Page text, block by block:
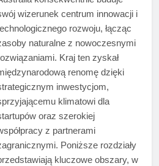
wizerunek centrum innowacji i
rozwoju, łącząc
naturalne z nowoczesnymi
Kraj ten zyskał
renomę dzięki
inwestycjom,
klimatowi dla
oraz szerokiej
z partnerami
Poniższe rozdziały
kluczowe obszary, w